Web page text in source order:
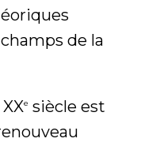
de la
e siècle est